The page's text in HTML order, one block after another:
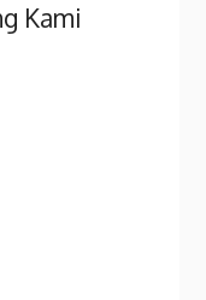
Kami